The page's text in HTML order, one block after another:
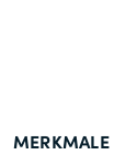
MERKMALE